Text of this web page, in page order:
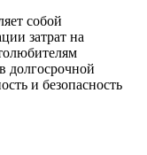
собой
затрат на
долгосрочной
и безопасность